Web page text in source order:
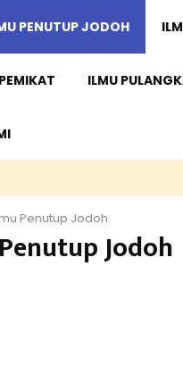
PENUTUP JODOH
ILMU
Penutup Jodoh
Jodoh